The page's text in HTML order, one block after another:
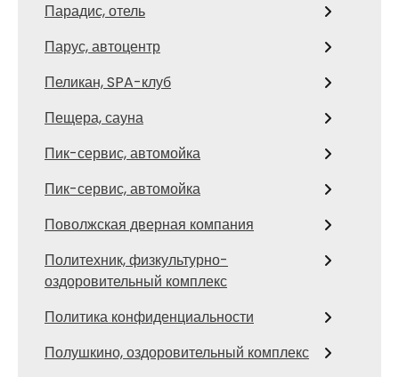
Парадис, отель
Парус, автоцентр
Пеликан, SPA-клуб
Пещера, сауна
Пик-сервис, автомойка
Пик-сервис, автомойка
Поволжская дверная компания
Политехник, физкультурно-
оздоровительный комплекс
Политика конфиденциальности
Полушкино, оздоровительный комплекс